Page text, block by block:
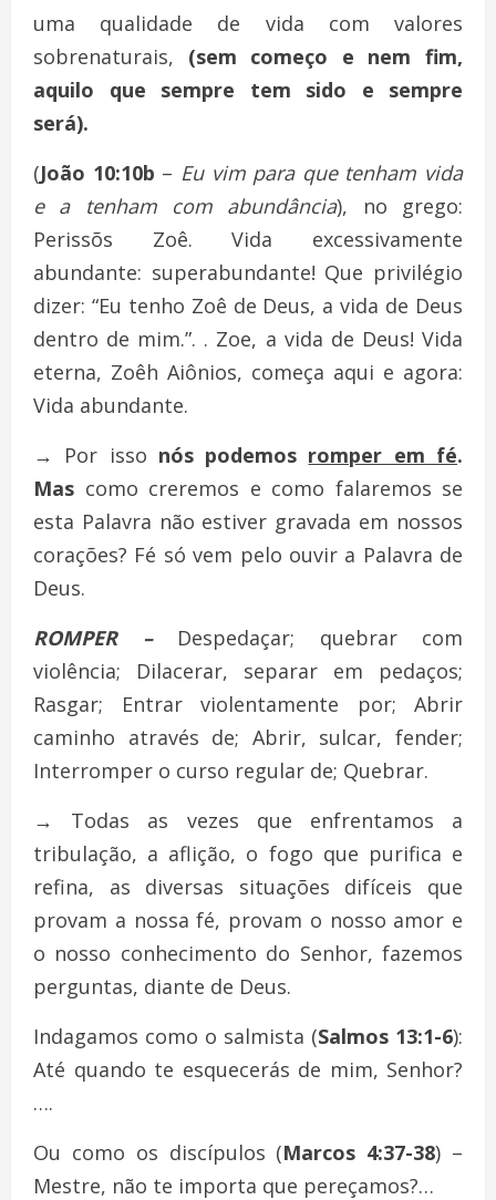
uma qualidade de vida com valores
sobrenaturais, (sem começo e nem fim,
aquilo que sempre tem sido e sempre
será).
(João 10:10b – Eu vim para que tenham vida
e a tenham com abundância), no grego:
Perissõs Zoê. Vida excessivamente
abundante: superabundante! Que privilégio
dizer: “Eu tenho Zoê de Deus, a vida de Deus
dentro de mim.”. . Zoe, a vida de Deus! Vida
eterna, Zoêh Aiônios, começa aqui e agora:
Vida abundante.
→ Por isso nós podemos romper em fé.
Mas como creremos e como falaremos se
esta Palavra não estiver gravada em nossos
corações? Fé só vem pelo ouvir a Palavra de
Deus.
ROMPER – Despedaçar; quebrar com
violência; Dilacerar, separar em pedaços;
Rasgar; Entrar violentamente por; Abrir
caminho através de; Abrir, sulcar, fender;
Interromper o curso regular de; Quebrar.
→ Todas as vezes que enfrentamos a
tribulação, a aflição, o fogo que purifica e
refina, as diversas situações difíceis que
provam a nossa fé, provam o nosso amor e
o nosso conhecimento do Senhor, fazemos
perguntas, diante de Deus.
Indagamos como o salmista (Salmos 13:1-6):
Até quando te esquecerás de mim, Senhor?
….
Ou como os discípulos (Marcos 4:37-38) –
Mestre, não te importa que pereçamos?…